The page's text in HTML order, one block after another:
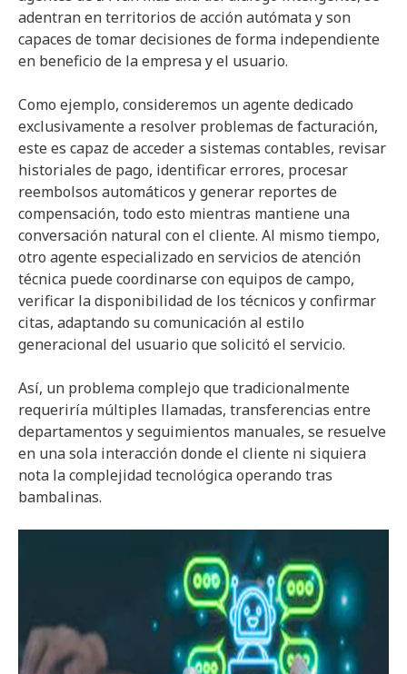
adentran en territorios de acción autómata y son
capaces de tomar decisiones de forma independiente
en beneficio de la empresa y el usuario.
Como ejemplo, consideremos un agente dedicado
exclusivamente a resolver problemas de facturación,
este es capaz de acceder a sistemas contables, revisar
historiales de pago, identificar errores, procesar
reembolsos automáticos y generar reportes de
compensación, todo esto mientras mantiene una
conversación natural con el cliente. Al mismo tiempo,
otro agente especializado en servicios de atención
técnica puede coordinarse con equipos de campo,
verificar la disponibilidad de los técnicos y confirmar
citas, adaptando su comunicación al estilo
generacional del usuario que solicitó el servicio.
Así, un problema complejo que tradicionalmente
requeriría múltiples llamadas, transferencias entre
departamentos y seguimientos manuales, se resuelve
en una sola interacción donde el cliente ni siquiera
nota la complejidad tecnológica operando tras
bambalinas.